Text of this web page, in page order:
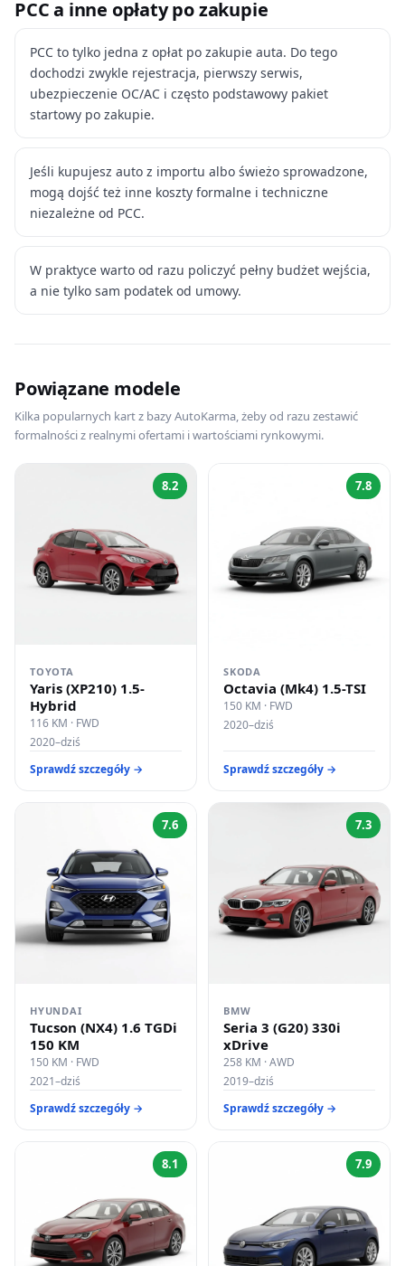
PCC a inne opłaty po zakupie
PCC to tylko jedna z opłat po zakupie auta. Do tego
dochodzi zwykle rejestracja, pierwszy serwis,
ubezpieczenie OC/AC i często podstawowy pakiet
startowy po zakupie.
Jeśli kupujesz auto z importu albo świeżo sprowadzone,
mogą dojść też inne koszty formalne i techniczne
niezależne od PCC.
W praktyce warto od razu policzyć pełny budżet wejścia,
a nie tylko sam podatek od umowy.
Powiązane modele
Kilka popularnych kart z bazy AutoKarma, żeby od razu zestawić
formalności z realnymi ofertami i wartościami rynkowymi.
8.2
TOYOTA
Yaris (XP210) 1.5-
Hybrid
116 KM · FWD
2020–dziś
Sprawdź szczegóły →
7.8
SKODA
Octavia (Mk4) 1.5-TSI
150 KM · FWD
2020–dziś
Sprawdź szczegóły →
7.6
HYUNDAI
Tucson (NX4) 1.6 TGDi
150 KM
150 KM · FWD
2021–dziś
Sprawdź szczegóły →
7.3
BMW
Seria 3 (G20) 330i
xDrive
258 KM · AWD
2019–dziś
Sprawdź szczegóły →
8.1 7.9